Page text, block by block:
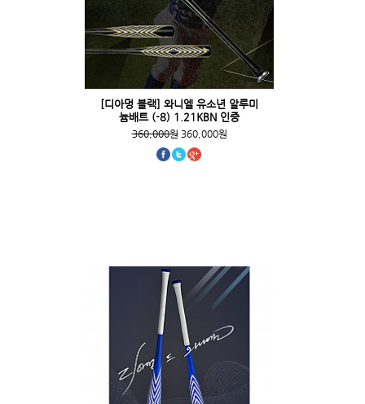
[디아멍 블랙] 와니엘 유소년 알루미
늄배트 (-8) 1.21KBN 인증
360,000원360,000원